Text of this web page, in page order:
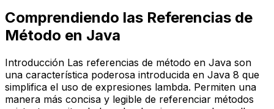
Comprendiendo las Referencias de
Método en Java
Introducción Las referencias de método en Java son
una característica poderosa introducida en Java 8 que
simplifica el uso de expresiones lambda. Permiten una
manera más concisa y legible de referenciar métodos